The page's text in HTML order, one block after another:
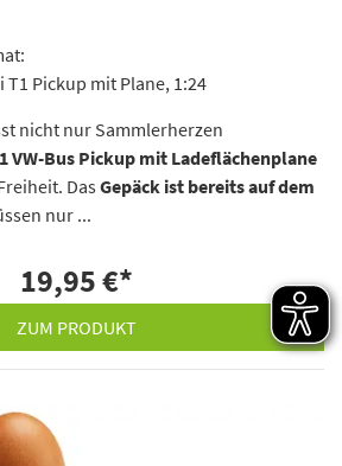
T1 Pickup mit Plane, 1:24
nicht nur Sammlerherzen
VW-Bus Pickup mit Ladeflächenplane
DasGepäck ist bereits auf dem
nur ...
19,95 €*
ZUM PRODUKT